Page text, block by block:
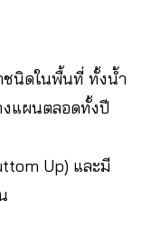
ชนิดในพื้นที่ ทั้งน้ำ
แผนตลอดทั้งปี
Up) และมี